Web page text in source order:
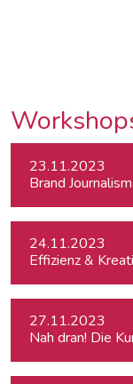
23.11.2023
Brand
24.11.2023
Effizienz &
27.11.2023
Nah dran! Die